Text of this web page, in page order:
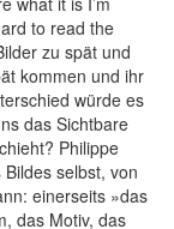
to read the
zu spät und
kommen und ihr
würde es
das Sichtbare
Philippe
selbst, von
einerseits »das
das Motiv, das